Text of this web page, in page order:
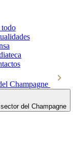
todo
Champagne
del Champagne